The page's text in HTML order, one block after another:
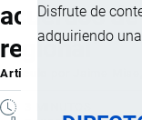
Disfrute de
adquiriendo
acuerdos
regional
Artículo